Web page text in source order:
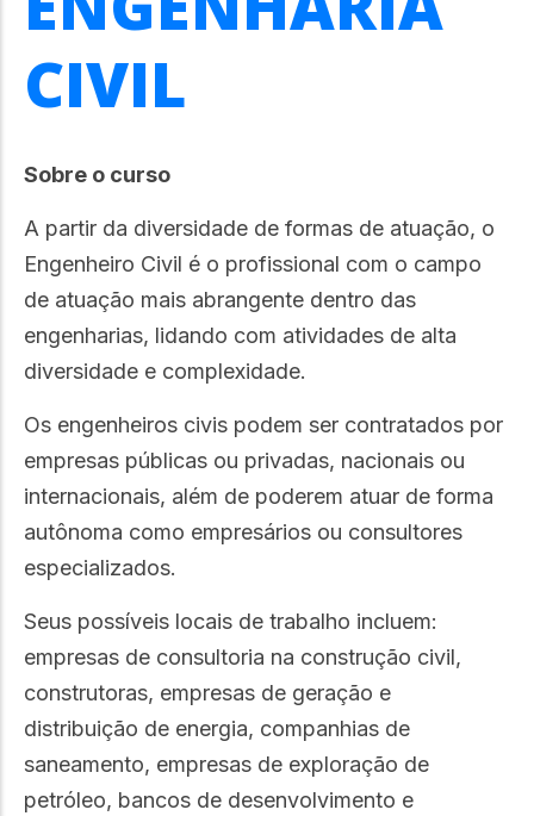
CIVIL
Sobre o curso
A partir da diversidade de formas de atuação, o
Engenheiro Civil é o profissional com o campo
de atuação mais abrangente dentro das
engenharias, lidando com atividades de alta
diversidade e complexidade.
Os engenheiros civis podem ser contratados por
empresas públicas ou privadas, nacionais ou
internacionais, além de poderem atuar de forma
autônoma como empresários ou consultores
especializados.
Seus possíveis locais de trabalho incluem:
empresas de consultoria na construção civil,
construtoras, empresas de geração e
distribuição de energia, companhias de
saneamento, empresas de exploração de
petróleo, bancos de desenvolvimento e